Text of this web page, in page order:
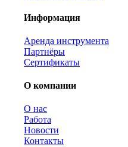
Информация
Аренда инструмента
Партнёры
Сертификаты
О компании
О нас
Работа
Новости
Контакты